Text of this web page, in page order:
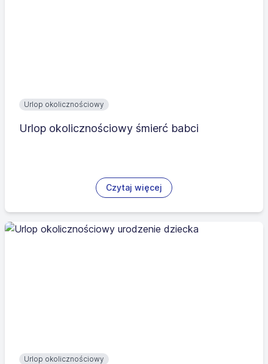
Urlop okolicznościowy
Urlop okolicznościowy śmierć babci
Czytaj więcej
Urlop okolicznościowy